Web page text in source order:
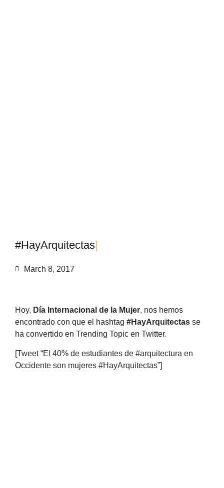
#HayArquitectas|
March 8, 2017
Hoy, Día Internacional de la Mujer, nos hemos
encontrado con que el hashtag #HayArquitectas se
ha convertido en Trending Topic en Twitter.
[Tweet “El 40% de estudiantes de #arquitectura en
Occidente son mujeres #HayArquitectas”]